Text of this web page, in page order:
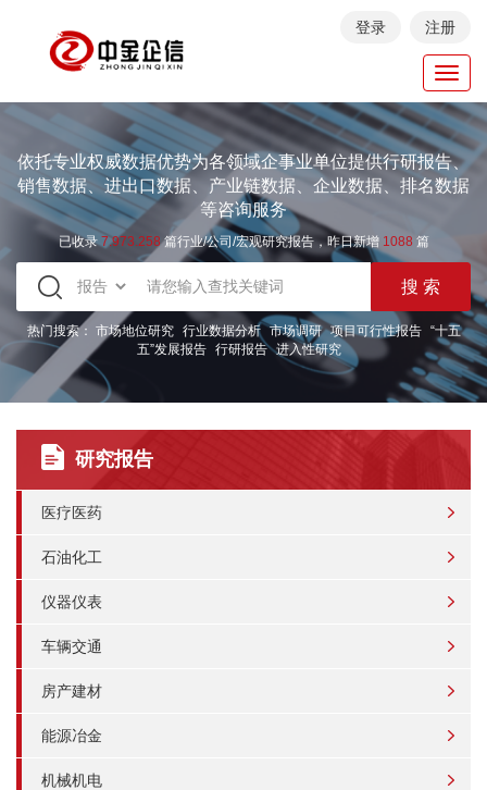
登录 注册
依托专业权威数据优势为各领域企事业单位提供行研报告、
销售数据、进出口数据、产业链数据、企业数据、排名数据
等咨询服务
已收录7.973.258篇行业/公司/宏观研究报告，昨日新增 1088 篇
热门搜索： 市场地位研究 行业数据分析 市场调研 项目可行性报告
“十五
五”发展报告 行研报告 进入性研究
研究报告
医疗医药
石油化工
仪器仪表
车辆交通
房产建材
能源冶金
机械机电